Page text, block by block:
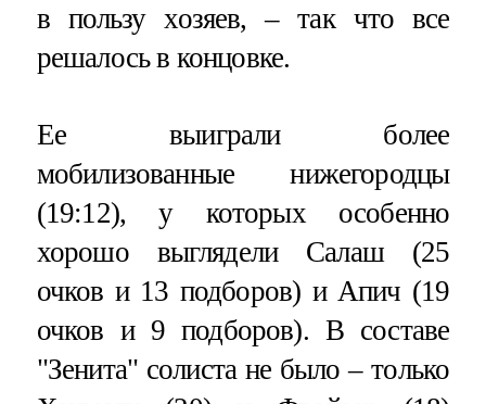
в пользу хозяев, – так что все
решалось в концовке.
Ее выиграли более
мобилизованные нижегородцы
(19:12), у которых особенно
хорошо выглядели Салаш (25
очков и 13 подборов) и Апич (19
очков и 9 подборов). В составе
"Зенита" солиста не было – только